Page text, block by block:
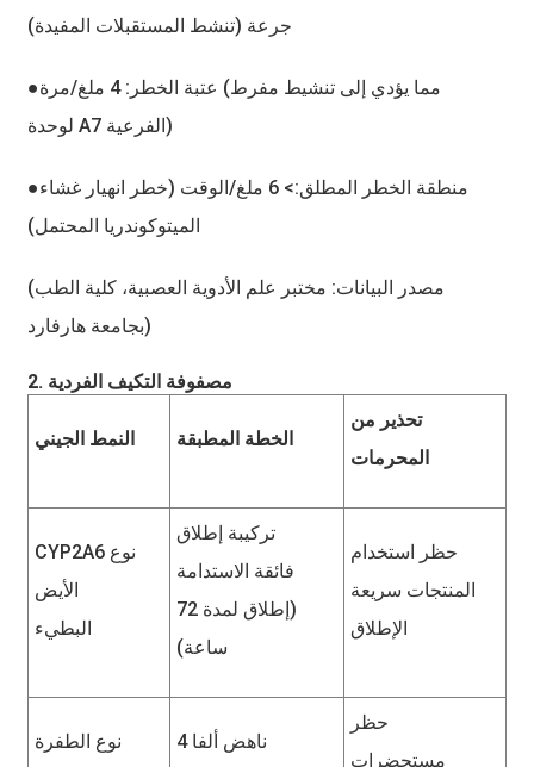
جرعة (تنشط المستقبلات المفيدة)
●عتبة الخطر: 4 ملغ/مرة (مما يؤدي إلى تنشيط مفرط
لوحدة A7 الفرعية)
●منطقة الخطر المطلق:> 6 ملغ/الوقت (خطر انهيار غشاء
الميتوكوندريا المحتمل)
(مصدر البيانات: مختبر علم الأدوية العصبية، كلية الطب
بجامعة هارفارد)
2. مصفوفة التكيف الفردية
النمط الجيني الخطة المطبقة
تحذير من
المحرمات
CYP2A6 نوع
الأيض
البطيء
تركيبة إطلاق
فائقة الاستدامة
(إطلاق لمدة 72
ساعة)
حظر استخدام
المنتجات سريعة
الإطلاق
نوع الطفرة
ناهض ألفا 4
حظر
مستحضرات